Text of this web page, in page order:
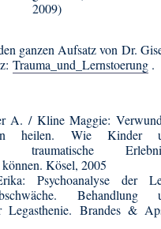
2009)
ganzen Aufsatz von Dr.
Trauma_und_Lernstoerung .
A. / Kline Maggie:
heilen. Wie Kinder
traumatische
Kösel, 2005
Psychoanalyse der
Behandlung
Legasthenie. Brandes &